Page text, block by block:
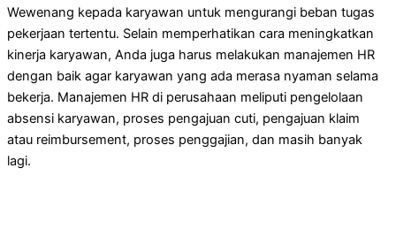
Wewenang kepada karyawan untuk mengurangi beban tugas
pekerjaan tertentu. Selain memperhatikan cara meningkatkan
kinerja karyawan, Anda juga harus melakukan manajemen HR
dengan baik agar karyawan yang ada merasa nyaman selama
bekerja. Manajemen HR di perusahaan meliputi pengelolaan
absensi karyawan, proses pengajuan cuti, pengajuan klaim
atau reimbursement, proses penggajian, dan masih banyak
lagi.